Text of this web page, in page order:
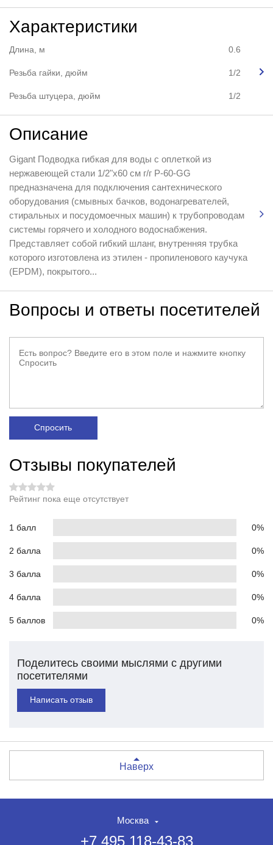
Характеристики
Длина, м 0.6
Резьба гайки, дюйм 1/2
Резьба штуцера, дюйм 1/2
Описание
Gigant Подводка гибкая для воды с оплеткой из
нержавеющей стали 1/2"х60 см г/г P-60-GG
предназначена для подключения сантехнического
оборудования (смывных бачков, водонагревателей,
стиральных и посудомоечных машин) к трубопроводам
системы горячего и холодного водоснабжения.
Представляет собой гибкий шланг, внутренняя трубка
которого изготовлена из этилен - пропиленового каучука
(EPDM), покрытого...
Вопросы и ответы посетителей
Спросить
Отзывы покупателей
Рейтинг пока еще отсутствует
1 балл 0%
2 балла 0%
3 балла 0%
4 балла 0%
5 баллов 0%
Поделитесь своими мыслями с другими
посетителями
Написать отзыв
Наверх
Москва
+7 495 118-43-83